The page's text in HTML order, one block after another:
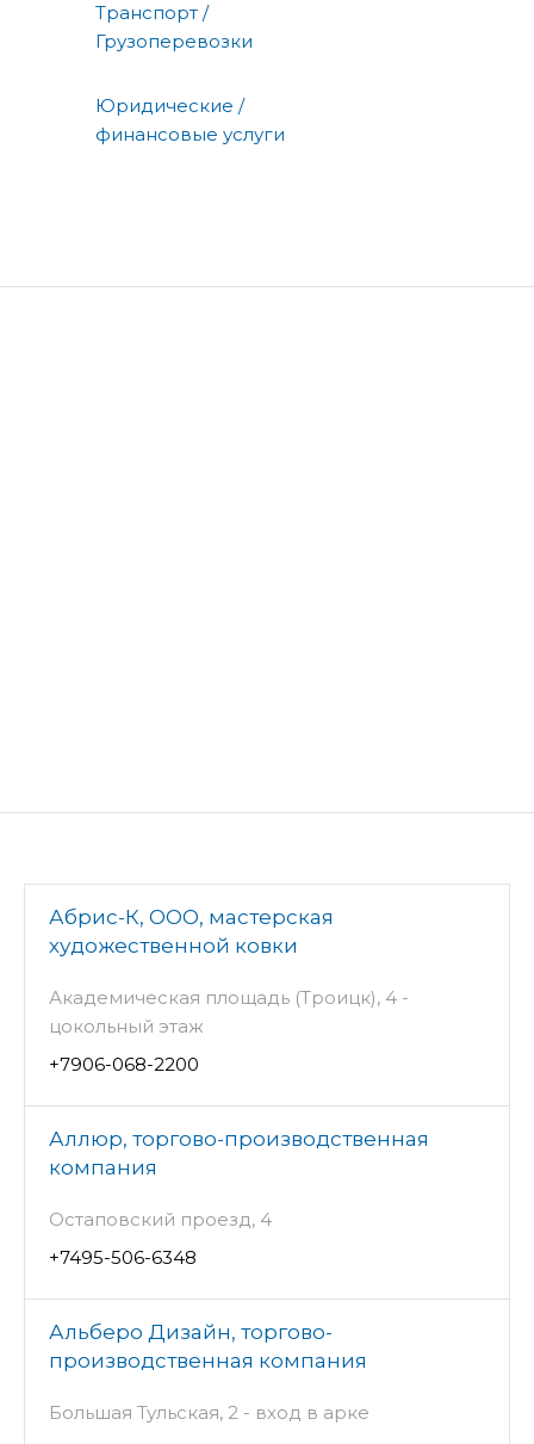
Транспорт /
Грузоперевозки
Юридические /
финансовые услуги
Абрис-К, ООО, мастерская
художественной ковки
Академическая площадь (Троицк), 4 -
цокольный этаж
+7906-068-2200
Аллюр, торгово-производственная
компания
Остаповский проезд, 4
+7495-506-6348
Альберо Дизайн, торгово-
производственная компания
Большая Тульская, 2 - вход в арке